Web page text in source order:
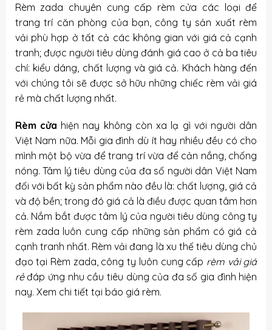
Rèm zada chuyên cung cấp rèm cửa các loại để
trang trí căn phòng của bạn, công ty sản xuất rèm
vải phù hợp ở tất cả các không gian với giá cả cạnh
tranh; được người tiêu dùng đánh giá cao ở cả ba tiêu
chí: kiểu dáng, chất lượng và giá cả. Khách hàng đến
với chúng tôi sẽ được sở hữu những chiếc rèm vải giá
rẻmà chất lượng nhất.
Rèm cửa hiện nay không còn xa lạ gì với người dân
Việt Nam nữa. Mỗi gia đình dù ít hay nhiều đều có cho
mình một bộ vừa để trang trí vừa để cản nắng, chống
nóng. Tâm lý tiêu dùng của đa số người dân Việt Nam
đối với bất kỳ sản phẩm nào đều là: chất lượng, giá cả
và độ bền; trong đó giá cả là điều được quan tâm hơn
cả. Nắm bắt được tâm lý của người tiêu dùng công ty
rèm zada luôn cung cấp những sản phẩm có giá cả
cạnh tranh nhất. Rèm vải đang là xu thế tiêu dùng chủ
đạo tại Rèm zada, công ty luôn cung cấp rèm vải giá
rẻđáp ứng nhu cầu tiêu dùng của đa số gia đình hiện
nay. Xem chi tiết tại báo giá rèm.